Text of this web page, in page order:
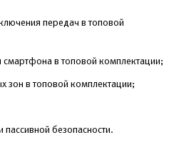
передач в топовой
в топовой комплектации;
зон в топовой комплектации;
пассивной безопасности.